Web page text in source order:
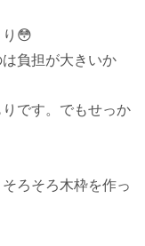
😳
負担が大きいか
です。でもせっか
ろそろ木枠を作っ